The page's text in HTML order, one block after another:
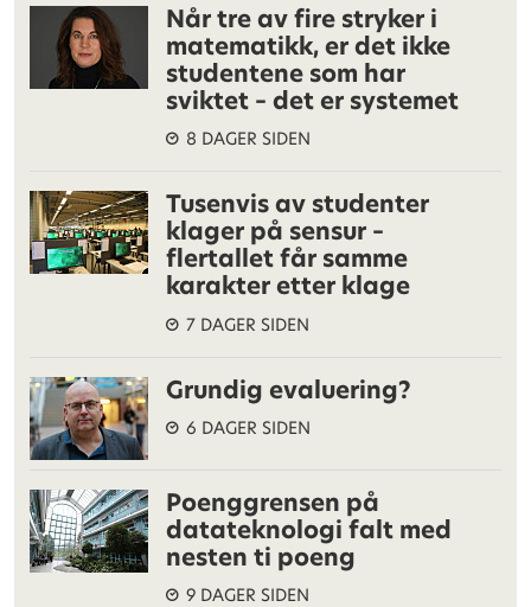
Når tre av fire stryker i
matematikk, er det ikke
studentene som har
sviktet – det er systemet
8 DAGER SIDEN
Tusenvis av studenter
klager på sensur –
flertallet får samme
karakter etter klage
7 DAGER SIDEN
Grundig evaluering?
6 DAGER SIDEN
Poenggrensen på
datateknologi falt med
nesten ti poeng
9 DAGER SIDEN